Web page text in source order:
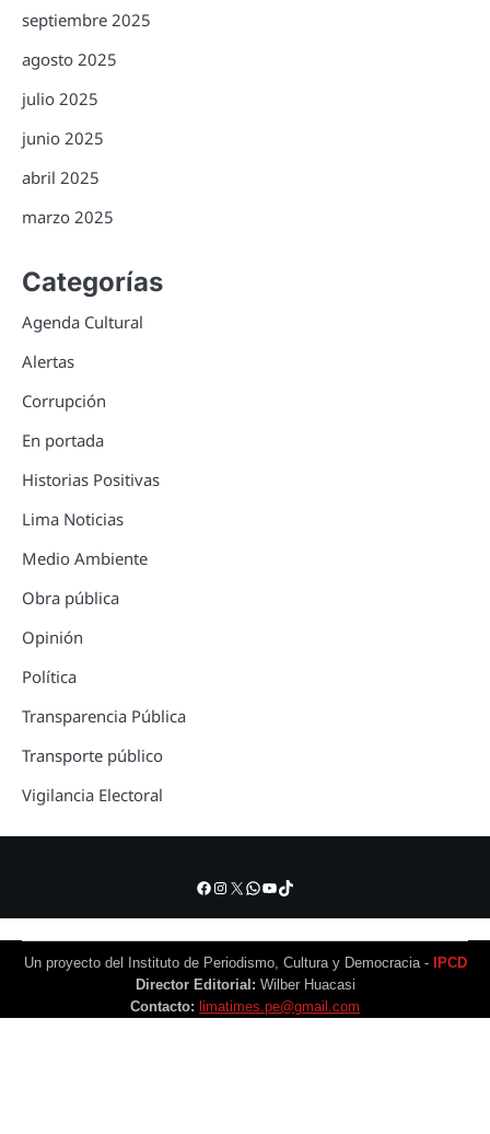
septiembre 2025
agosto 2025
julio 2025
junio 2025
abril 2025
marzo 2025
Categorías
Agenda Cultural
Alertas
Corrupción
En portada
Historias Positivas
Lima Noticias
Medio Ambiente
Obra pública
Opinión
Política
Transparencia Pública
Transporte público
Vigilancia Electoral
Facebook
Instagram
X WhatsApp
YouTube
TikTok
Un proyecto del Instituto de Periodismo, Cultura y Democracia - IPCD
Director Editorial: Wilber Huacasi
Contacto: limatimes.pe@gmail.com